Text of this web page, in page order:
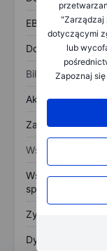
"Zarządzaj
dotyczącymi
lub
Zapoznaj
EBITDA
Dochód netto
Bilans
Aktywa ogółem
Zadłużenie
Wskaźniki
Współczynnik
sprzedaży
Zysk na akcję
Dywidenda na